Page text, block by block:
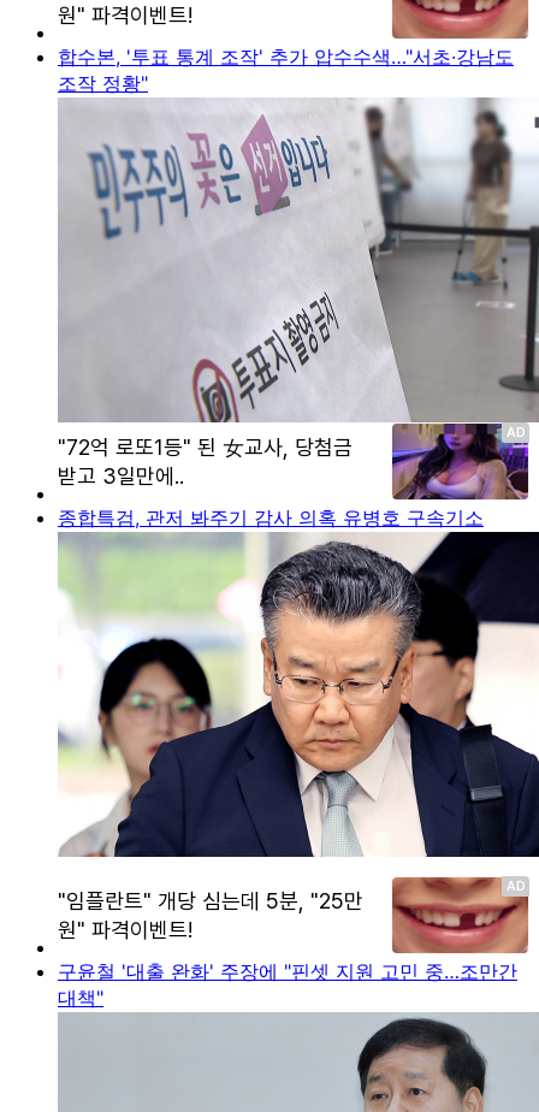
합수본, '투표 통계 조작' 추가 압수수색…"서초·강남도
조작 정황"
종합특검, 관저 봐주기 감사 의혹 유병호 구속기소
구윤철 '대출 완화' 주장에 "핀셋 지원 고민 중…조만간
대책"